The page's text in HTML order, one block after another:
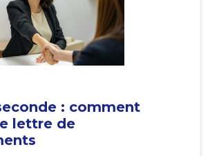
: comment
lettre de